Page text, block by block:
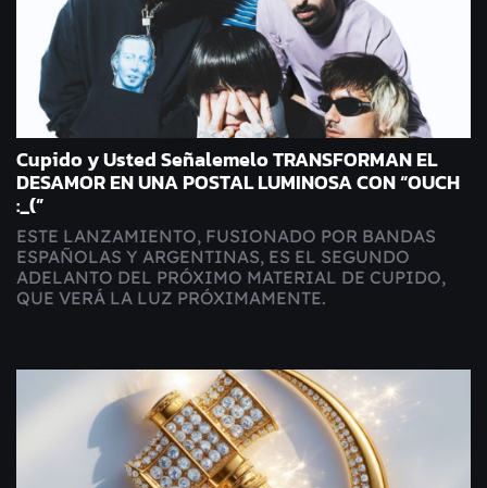
Cupido y Usted Señalemelo TRANSFORMAN EL
DESAMOR EN UNA POSTAL LUMINOSA CON “OUCH
:_(”
ESTE LANZAMIENTO, FUSIONADO POR BANDAS
ESPAÑOLAS Y ARGENTINAS, ES EL SEGUNDO
ADELANTO DEL PRÓXIMO MATERIAL DE CUPIDO,
QUE VERÁ LA LUZ PRÓXIMAMENTE.